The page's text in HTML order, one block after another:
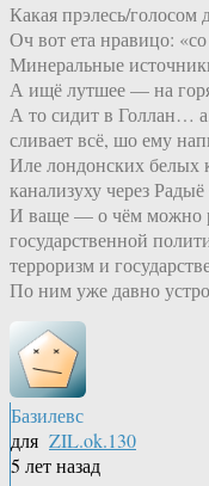
Какая прэлесь/голосом
Оч вот ета нравицо:
Минеральные
А ищё лутшее — на
А то сидит в Голлан…
сливает всё, шо ему
Иле лондонских белых
канализуху через
И ваще — о чём можно
государственной
терроризм и
По ним уже давно
Базилевс
для ZIL.ok.130
5 лет назад